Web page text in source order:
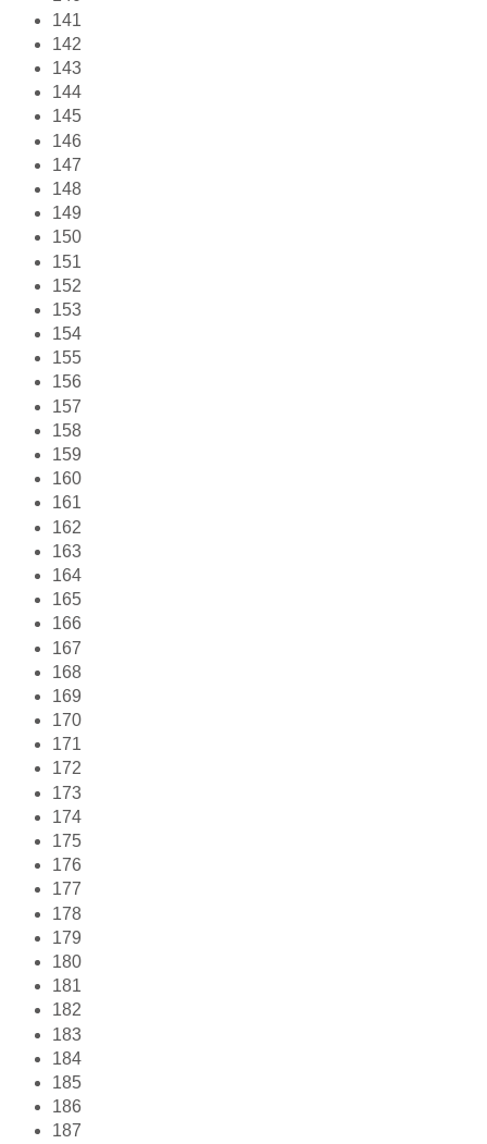
141
142
143
144
145
146
147
148
149
150
151
152
153
154
155
156
157
158
159
160
161
162
163
164
165
166
167
168
169
170
171
172
173
174
175
176
177
178
179
180
181
182
183
184
185
186
187